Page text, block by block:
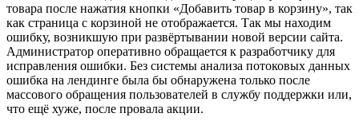
товара после нажатия кнопки «Добавить товар в корзину», так
как страница с корзиной не отображается. Так мы находим
ошибку, возникшую при развёртывании новой версии сайта.
Администратор оперативно обращается к разработчику для
исправления ошибки. Без системы анализа потоковых данных
ошибка на лендинге была бы обнаружена только после
массового обращения пользователей в службу поддержки или,
что ещё хуже, после провала акции.